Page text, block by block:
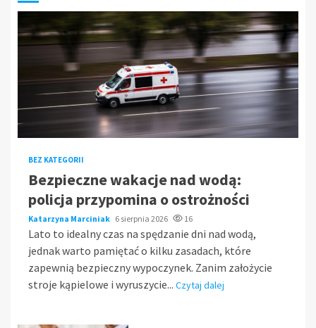
BEZ KATEGORII
Bezpieczne wakacje nad wodą:
policja przypomina o ostrożności
Katarzyna Marciniak 6 sierpnia 2026 16
Lato to idealny czas na spędzanie dni nad wodą,
jednak warto pamiętać o kilku zasadach, które
zapewnią bezpieczny wypoczynek. Zanim założycie
stroje kąpielowe i wyruszycie... Czytaj dalej